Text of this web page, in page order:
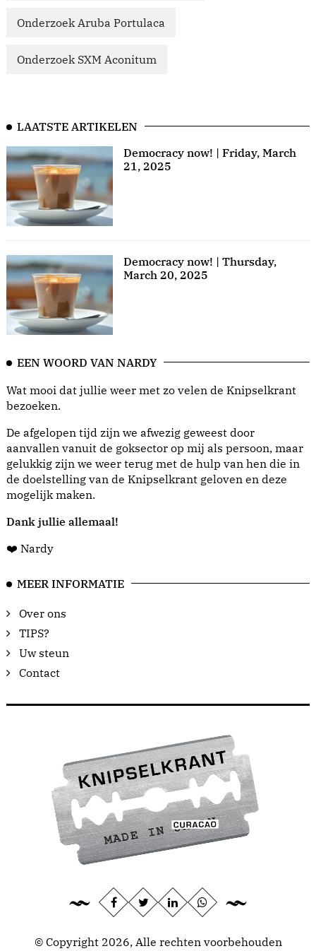
Onderzoek Aruba Portulaca
Onderzoek SXM Aconitum
LAATSTE ARTIKELEN
Democracy now! | Friday, March
21, 2025
Democracy now! | Thursday,
March 20, 2025
EEN WOORD VAN NARDY
Wat mooi dat jullie weer met zo velen de Knipselkrant
bezoeken.
De afgelopen tijd zijn we afwezig geweest door
aanvallen vanuit de goksector op mij als persoon, maar
gelukkig zijn we weer terug met de hulp van hen die in
de doelstelling van de Knipselkrant geloven en deze
mogelijk maken.
Dank jullie allemaal!
❤️ Nardy
MEER INFORMATIE
Over ons
TIPS?
Uw steun
Contact
© Copyright 2026, Alle rechten voorbehouden